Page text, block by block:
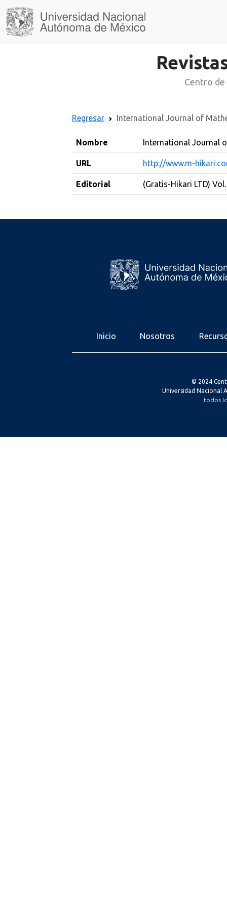
Centro de
Regresar International Journal of
Nombre International Journal
URL http://www.m-
Editorial (Gratis-Hikari LTD)
Inicio Nosotros
© 2024
Universidad Nacional
todos